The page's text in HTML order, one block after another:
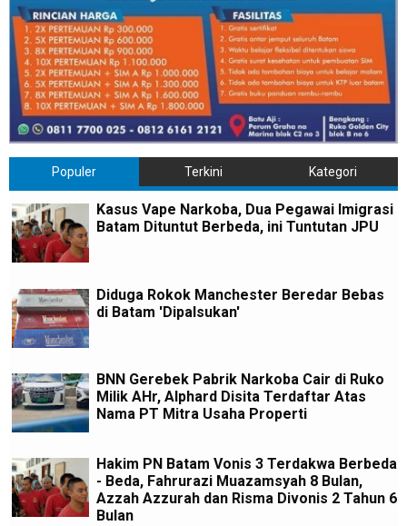
Populer Terkini Kategori
Kasus Vape Narkoba, Dua Pegawai Imigrasi
Batam Dituntut Berbeda, ini Tuntutan JPU
Diduga Rokok Manchester Beredar Bebas
di Batam 'Dipalsukan'
BNN Gerebek Pabrik Narkoba Cair di Ruko
Milik AHr, Alphard Disita Terdaftar Atas
Nama PT Mitra Usaha Properti
Hakim PN Batam Vonis 3 Terdakwa Berbeda
- Beda, Fahrurazi Muazamsyah 8 Bulan,
Azzah Azzurah dan Risma Divonis 2 Tahun 6
Bulan